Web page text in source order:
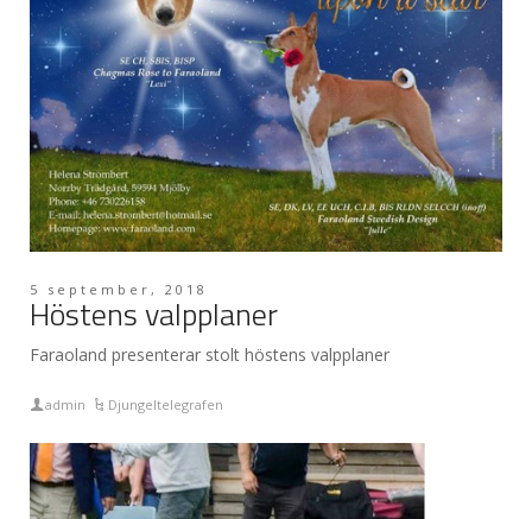
5 september, 2018
Höstens valpplaner
Faraoland presenterar stolt höstens valpplaner
admin Djungeltelegrafen